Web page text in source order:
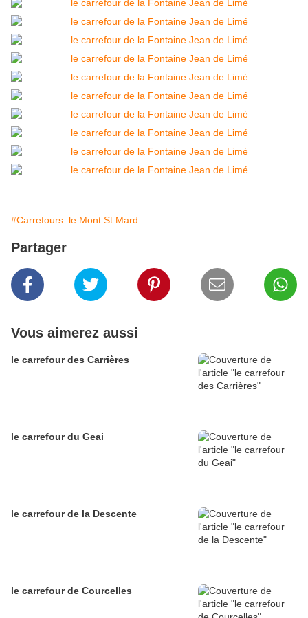
#Carrefours_le Mont St Mard
Partager
Vous aimerez aussi
le carrefour des Carrières
le carrefour du Geai
le carrefour de la Descente
le carrefour de Courcelles